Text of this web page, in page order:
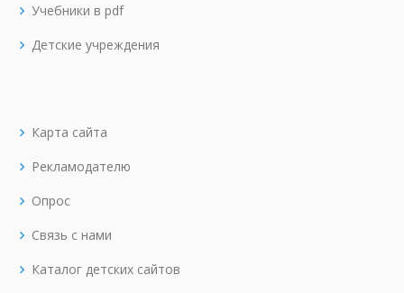
Учебники в pdf
Детские учреждения
Карта сайта
Рекламодателю
Опрос
Связь с нами
Каталог детских сайтов